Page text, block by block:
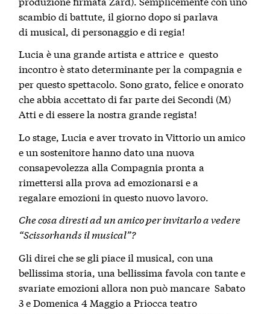
scambio di battute, il giorno dopo si parlava
di musical, di personaggio e di regia!
Lucia è una grande artista e attrice e questo
incontro è stato determinante per la compagnia e
per questo spettacolo. Sono grato, felice e onorato
che abbia accettato di far parte dei Secondi (M)
Atti e di essere la nostra grande regista!
Lo stage, Lucia e aver trovato in Vittorio un amico
e un sostenitore hanno dato una nuova
consapevolezza alla Compagnia pronta a
rimettersi alla prova ad emozionarsi e a
regalare emozioni in questo nuovo lavoro.
Che cosa diresti ad un amico per invitarlo a vedere
“Scissorhands il musical”?
Gli direi che se gli piace il musical, con una
bellissima storia, una bellissima favola con tante e
svariate emozioni allora non può mancare Sabato
3 e Domenica 4 Maggio a Priocca teatro